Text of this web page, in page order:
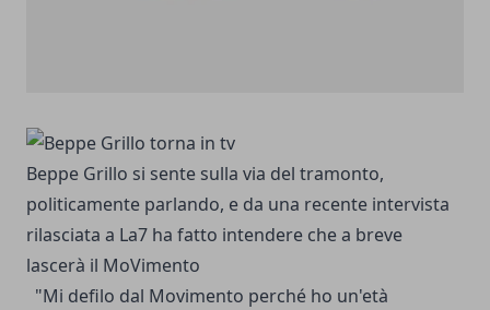
Beppe Grillo si sente sulla via del tramonto,
politicamente parlando, e da una recente intervista
rilasciata a La7 ha fatto intendere che a breve
lascerà il MoVimento
"Mi defilo dal Movimento perché ho un'età